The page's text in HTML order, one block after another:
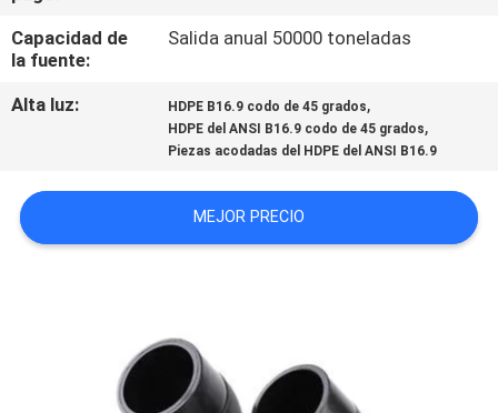
NOTICIAS
Capacidad de
la fuente:
Salida anual 50000 toneladas
Alta luz: HDPE B16.9 codo de 45 grados,
HDPE del ANSI B16.9 codo de 45 grados,
Piezas acodadas del HDPE del ANSI B16.9
MEJOR PRECIO